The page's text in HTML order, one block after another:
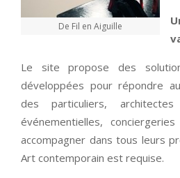
De Fil en Aiguille
Le site propose des
développées pour répondre
des particuliers, architectes
événementielles,
accompagner dans tous leurs
Art contemporain est requise.